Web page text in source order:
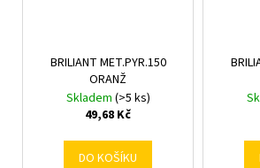
BRILIANT MET.PYR.150
ORANŽ
Skladem (>5 ks)
49,68 Kč
DO KOŠÍKU